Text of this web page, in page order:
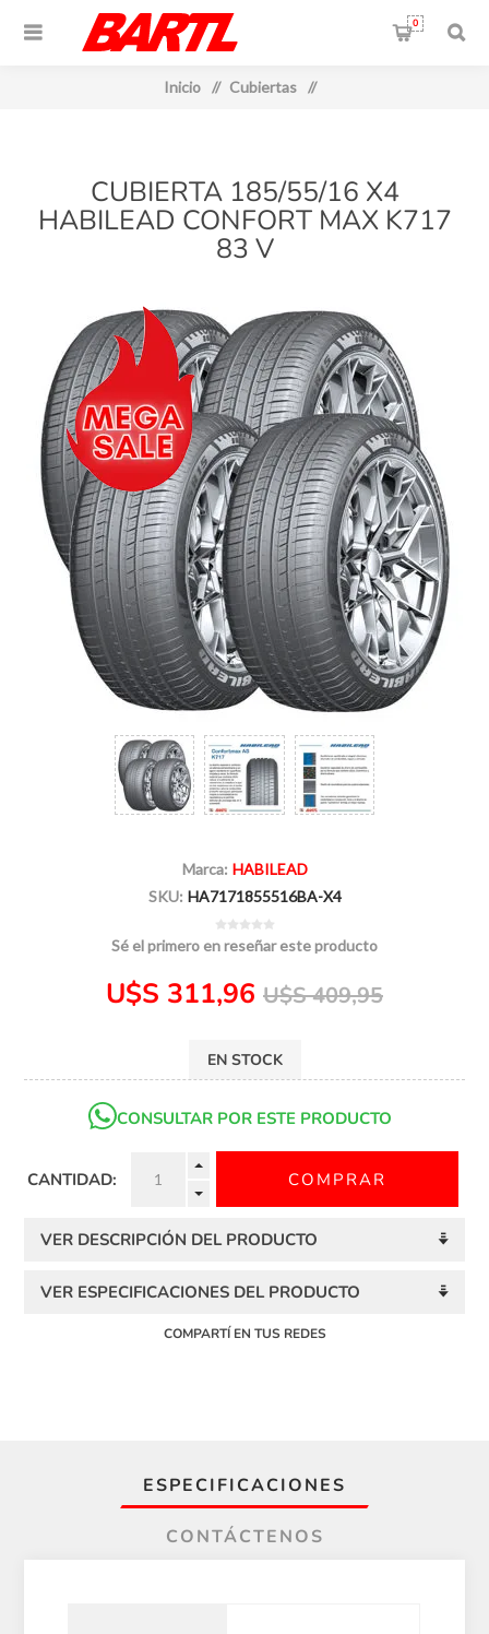
0
Inicio / Cubiertas /
CUBIERTA 185/55/16 X4
HABILEAD CONFORT MAX K717
83 V
Marca: HABILEAD
SKU: HA7171855516BA-X4
Sé el primero en reseñar este producto
U$S 311,96 U$S 409,95
EN STOCK
CONSULTAR POR ESTE PRODUCTO
CANTIDAD:
VER DESCRIPCIÓN DEL PRODUCTO
VER ESPECIFICACIONES DEL PRODUCTO
COMPARTÍ EN TUS REDES
ESPECIFICACIONES
CONTÁCTENOS